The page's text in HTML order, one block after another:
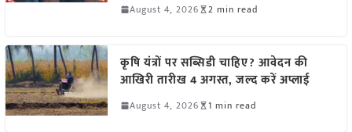
August 4, 2026 2 min read
कृषि यंत्रों पर सब्सिडी चाहिए? आवेदन की
आखिरी तारीख 4 अगस्त, जल्द करें अप्लाई
August 4, 2026 1 min read